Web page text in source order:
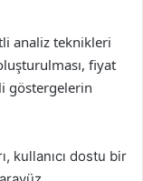
analiz teknikleri
fiyat
göstergelerin
kullanıcı dostu bir